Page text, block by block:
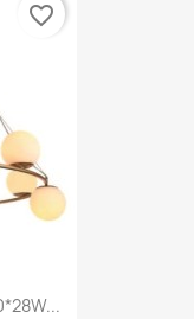
favorite_border